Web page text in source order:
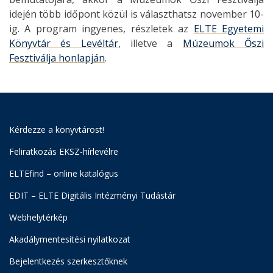
idején több időpont közül is választhatsz november 10-
ig. A program ingyenes, részletek az ELTE Egyetemi
Könyvtár és Levéltár, illetve a Múzeumok Őszi
Fesztiválja honlapján.
Kérdezze a könyvtárost!
Feliratkozás EKSZ-hírlevélre
ELTEfind – online katalógus
EDIT – ELTE Digitális Intézményi Tudástár
Webhelytérkép
Akadálymentesítési nyilatkozat
Bejelentkezés szerkesztőknek